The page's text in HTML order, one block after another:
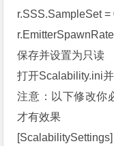
r.SSS.SampleSet =
保存并设置为只读
打开Scalability.ini
注意：以下修改你
才有效果
[ScalabilitySettings]